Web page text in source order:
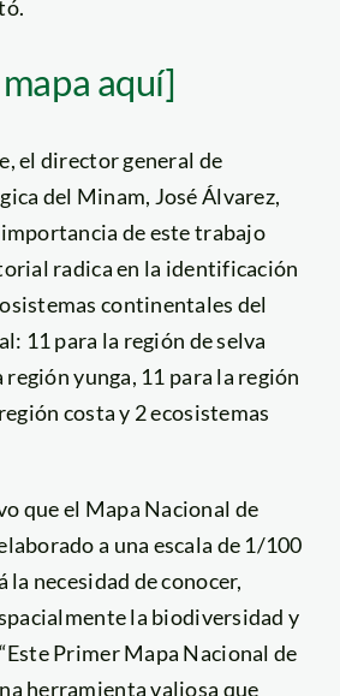
aquí]
el director general de
del Minam, José Álvarez,
de este trabajo
radica en la identificación
continentales del
11 para la región de selva
yunga, 11 para la región
costa y 2 ecosistemas
que el Mapa Nacional de
a una escala de 1/100
la necesidad de conocer,
la biodiversidad y
Primer Mapa Nacional de
herramienta valiosa que